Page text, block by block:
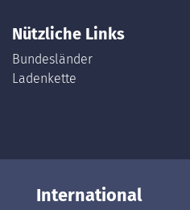
Nützliche Links
Bundesländer
Ladenkette
International